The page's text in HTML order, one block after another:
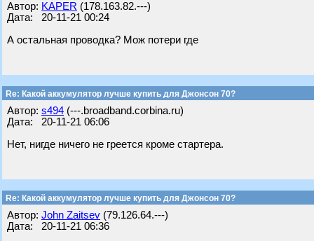
Автор: KAPER (178.163.82.---)
Дата: 20-11-21 00:24
А остальная проводка? Мож потери где
Re: Какой аккумулятор лучше купить для Джонсон 70?
Автор: s494 (---.broadband.corbina.ru)
Дата: 20-11-21 06:06
Нет, нигде ничего не греется кроме стартера.
Re: Какой аккумулятор лучше купить для Джонсон 70?
Автор: John Zaitsev (79.126.64.---)
Дата: 20-11-21 06:36